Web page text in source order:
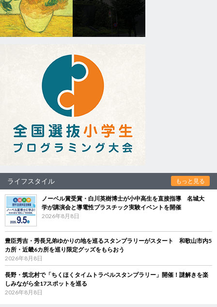
ライフスタイル もっと見る
ノーベル賞受賞・白川英樹博士が小中高生を直接指導 名城大
学が講演会と導電性プラスチック実験イベントを開催
2026年8月8日
豊臣秀吉・秀長兄弟ゆかりの地を巡るスタンプラリーがスタート 和歌山市内5
カ所・近畿6カ所を巡り限定グッズをもらおう
2026年8月8日
長野・筑北村で「ちくほくタイムトラベルスタンプラリー」開催！謎解きを楽
しみながら全17スポットを巡る
2026年8月8日